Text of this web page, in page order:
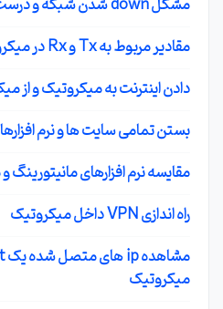
مشکل down شدن شبکه و درست شدن با ریست سویچ ها
مقادیر مربوط به Tx و Rx در میکروتیک چیست؟
دادن اینترنت به میکروتیک و از
بستن تمامی سایت ها و نرم
مقایسه نرم افزارهای
راه اندازی VPN داخل میکروتیک
میکروتیک